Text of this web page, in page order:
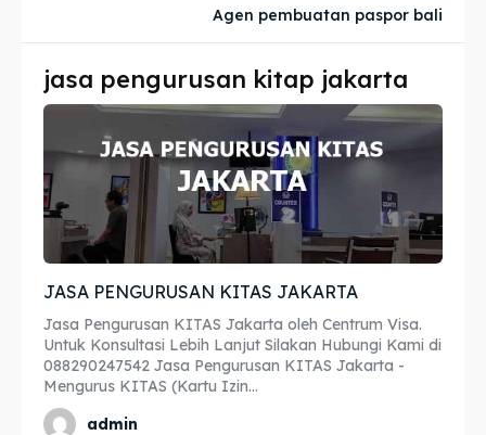
Imta
Legalisir
Apostille
Penerjemah
Asuransi
Blog
Imta
Legalisir
Apostille
Penerjemah
Asuransi
Blog
Agen pembuatan paspor bali
jasa pengurusan kitap jakarta
JASA PENGURUSAN KITAS JAKARTA
Jasa Pengurusan KITAS Jakarta oleh Centrum Visa.
Untuk Konsultasi Lebih Lanjut Silakan Hubungi Kami di
088290247542 Jasa Pengurusan KITAS Jakarta -
Mengurus KITAS (Kartu Izin...
admin